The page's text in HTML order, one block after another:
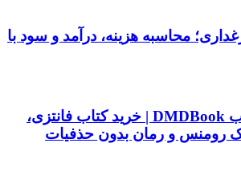
کسب‌وکارها بدون ثبت شرکت
سازمان‌ها و شرکت‌های بزرگ همکاری
ایستگاه اکسیژن در شمال نوار